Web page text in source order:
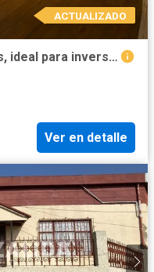
ACTUALIZADO
Venta Casa Valparaíso 2 casas, ideal para inversión, cerro barón
Ver en detalle